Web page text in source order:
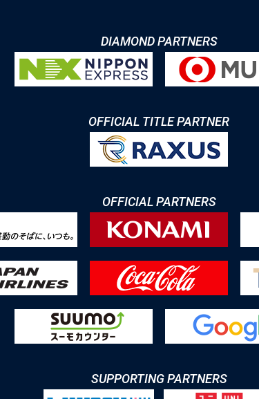
DIAMOND PARTNERS
OFFICIAL TITLE PARTNER
OFFICIAL PARTNERS
SUPPORTING PARTNERS